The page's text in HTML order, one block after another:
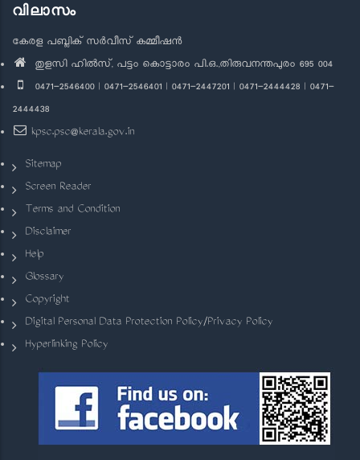
വിലാസം
കേരള പബ്ലിക് സർവീസ് കമ്മീഷൻ
തുളസി ഹിൽസ്, പട്ടം കൊട്ടാരം പി.ഒ.,തിരുവനന്തപുരം 695 004
0471-2546400 | 0471-2546401 | 0471-2447201 | 0471-2444428 | 0471-
2444438
kpsc.psc@kerala.gov.in
Sitemap
Screen Reader
Terms and Condition
Disclaimer
Help
Glossary
Copyright
Digital Personal Data Protection Policy/Privacy Policy
Hyperlinking Policy